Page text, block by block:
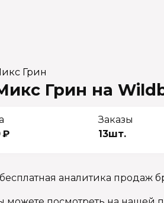
Грин
Грин на
₽
Заказы
13шт.
аналитика продаж